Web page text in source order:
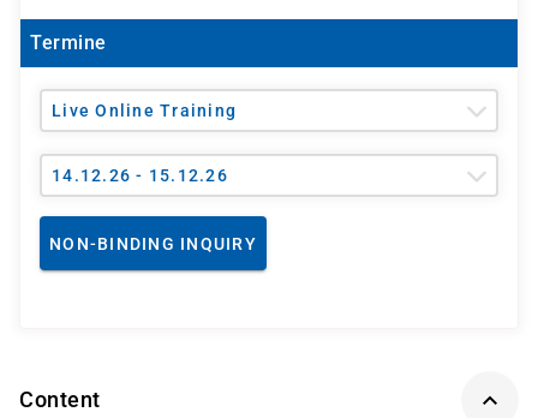
Termine
Live Online Training
14.12.26 - 15.12.26
NON-BINDING INQUIRY
Content